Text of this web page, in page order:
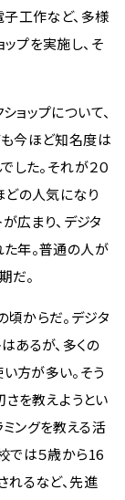
子工作など、多様
プを実施し、そ
ョップについて、
今ほど知名度は
した。それが２０
どの人気になり
が広まり、デジタ
年。普通の人が
だ。
からだ。デジタ
あるが、多くの
方が多い。そう
さを教えようとい
ングを教える活
では５歳から16
れるなど、先進